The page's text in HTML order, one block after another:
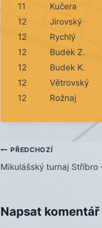
11
Kučera
12
Jirovský
12
Rychlý
12
Budek Z.
12
Budek K.
12
Větrovský
12
Rožnaj
Navigace
pro
PŘEDCHOZÍ
Mikulášský turnaj Stříbro
Napsat komentář